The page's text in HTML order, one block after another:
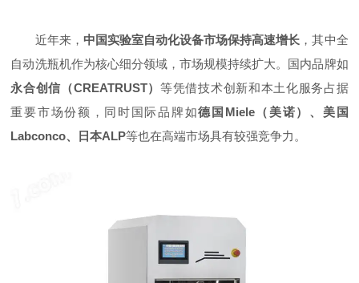
近年来， 中国实验室自动化设备市场保持高速增长 ，其中全
自动洗瓶机作为核心细分领域，市场规模持续扩大。国内品牌如
永合创信（CREATRUST）等凭借技术创新和本土化服务占据
重要市场份额，同时国际品牌如德国Miele（美诺）、美国
Labconco、日本ALP等也在高端市场具有较强竞争力。